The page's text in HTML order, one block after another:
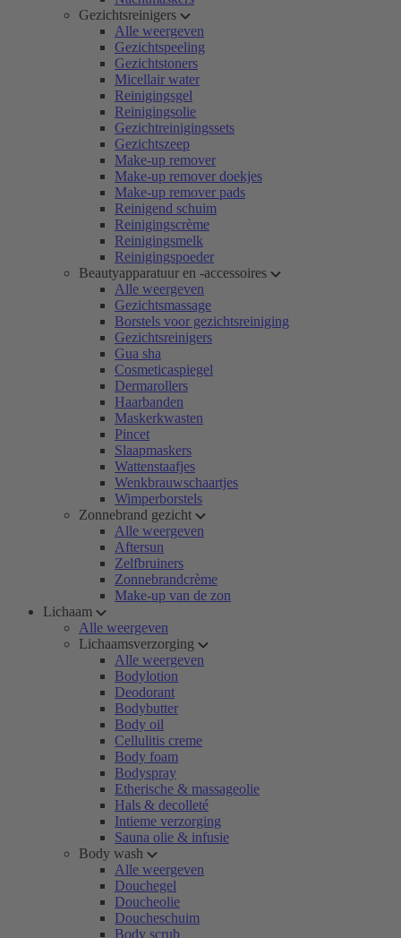
Gezichtsreinigers
Alle weergeven
Gezichtspeeling
Gezichtstoners
Micellair water
Reinigingsgel
Reinigingsolie
Gezichtreinigingssets
Gezichtszeep
Make-up remover
Make-up remover doekjes
Make-up remover pads
Reinigend schuim
Reinigingscrème
Reinigingsmelk
Reinigingspoeder
Beautyapparatuur en -accessoires
Alle weergeven
Gezichtsmassage
Borstels voor gezichtsreiniging
Gezichtsreinigers
Gua sha
Cosmeticaspiegel
Dermarollers
Haarbanden
Maskerkwasten
Pincet
Slaapmaskers
Wattenstaafjes
Wenkbrauwschaartjes
Wimperborstels
Zonnebrand gezicht
Alle weergeven
Aftersun
Zelfbruiners
Zonnebrandcrème
Make-up van de zon
Lichaam
Alle weergeven
Lichaamsverzorging
Alle weergeven
Bodylotion
Deodorant
Bodybutter
Body oil
Cellulitis creme
Body foam
Bodyspray
Etherische & massageolie
Hals & decolleté
Intieme verzorging
Sauna olie & infusie
Body wash
Alle weergeven
Douchegel
Doucheolie
Doucheschuim
Body scrub